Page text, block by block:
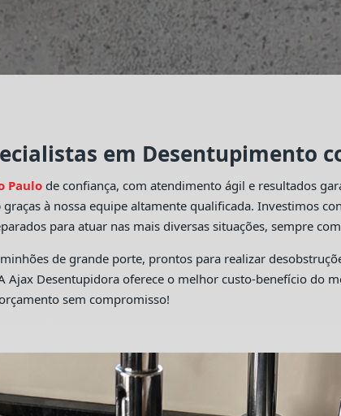
em Desentupimento
Paulo de confiança, com atendimento ágil e resultados
graças à nossa equipe altamente qualificada. Investimos
para atuar nas mais diversas situações, sempre
de grande porte, prontos para realizar
Ajax Desentupidora oferece o melhor custo-benefício do
sem compromisso!